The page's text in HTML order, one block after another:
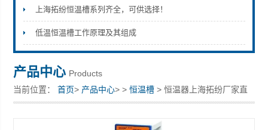
上海拓纷机械设备有限公司
上海拓纷恒温槽系列齐全，可供选择！
低温恒温槽工作原理及其组成
产品中心 Products
当前位置：首页> 产品中心> >恒温槽 > 恒温器上海拓纷厂家直
供